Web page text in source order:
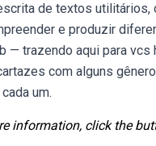
de textos utilitários,
e produzir
— trazendo aqui para vcs
com alguns
um.
information, click the